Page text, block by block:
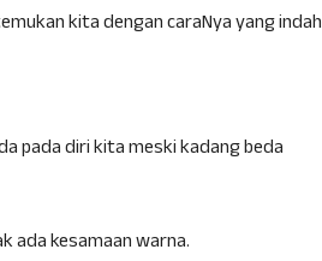
kita dengan caraNya yang indah
pada diri kita meski kadang beda
ada kesamaan warna.